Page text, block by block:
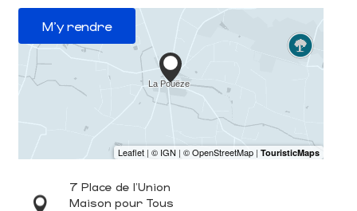
M'y rendre
7 Place de l'Union
Maison pour Tous